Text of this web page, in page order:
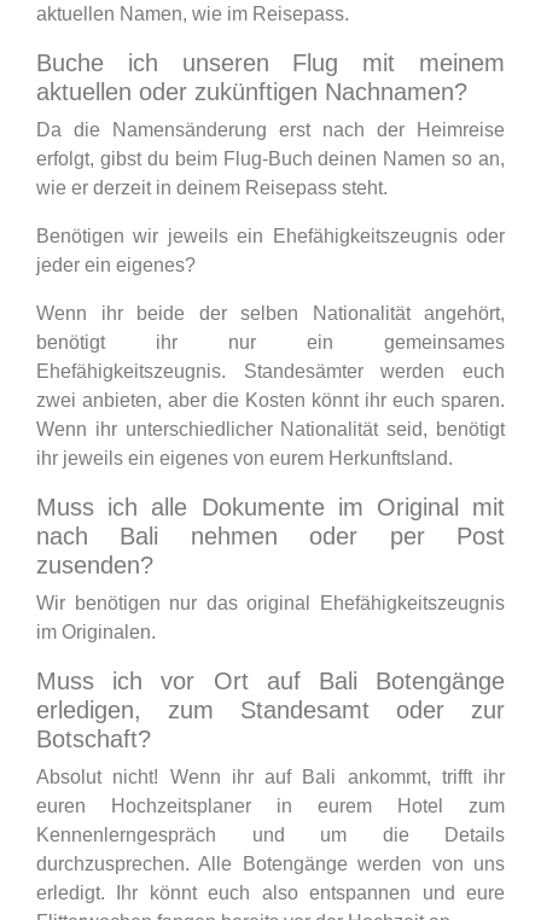
aktuellen Namen, wie im Reisepass.
Buche ich unseren Flug mit meinem
aktuellen oder zukünftigen Nachnamen?
Da die Namensänderung erst nach der Heimreise
erfolgt, gibst du beim Flug-Buch deinen Namen so an,
wie er derzeit in deinem Reisepass steht.
Benötigen wir jeweils ein Ehefähigkeitszeugnis oder
jeder ein eigenes?
Wenn ihr beide der selben Nationalität angehört,
benötigt ihr nur ein gemeinsames
Ehefähigkeitszeugnis. Standesämter werden euch
zwei anbieten, aber die Kosten könnt ihr euch sparen.
Wenn ihr unterschiedlicher Nationalität seid, benötigt
ihr jeweils ein eigenes von eurem Herkunftsland.
Muss ich alle Dokumente im Original mit
nach Bali nehmen oder per Post
zusenden?
Wir benötigen nur das original Ehefähigkeitszeugnis
im Originalen.
Muss ich vor Ort auf Bali Botengänge
erledigen, zum Standesamt oder zur
Botschaft?
Absolut nicht! Wenn ihr auf Bali ankommt, trifft ihr
euren Hochzeitsplaner in eurem Hotel zum
Kennenlerngespräch und um die Details
durchzusprechen. Alle Botengänge werden von uns
erledigt. Ihr könnt euch also entspannen und eure